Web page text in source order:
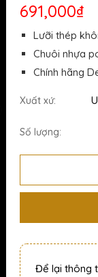
691,000₫
Lưỡi thép
Chuôi nhựa
Chính hãng
Xuất xứ:
Số lượng:
Để lại thông